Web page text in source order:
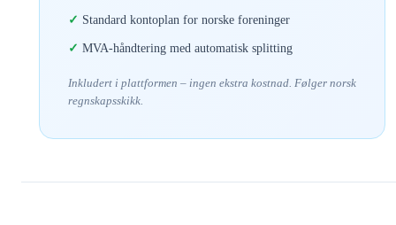
Standard kontoplan for norske foreninger
MVA-håndtering med automatisk splitting
Inkludert i plattformen – ingen ekstra kostnad. Følger norsk
regnskapsskikk.